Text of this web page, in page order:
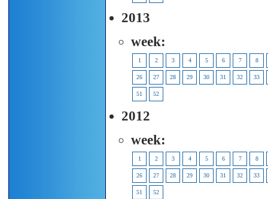
2013
week:
1 2 3 4 5 6 7 8
26 27 28 29 30 31 32 33
51 52
2012
week:
1 2 3 4 5 6 7 8
26 27 28 29 30 31 32 33
51 52